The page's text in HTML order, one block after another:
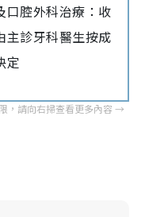
口腔外科治療：收
主診牙科醫生按成
定